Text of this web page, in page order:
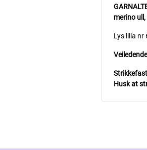
merino
Lys lilla
Husk at